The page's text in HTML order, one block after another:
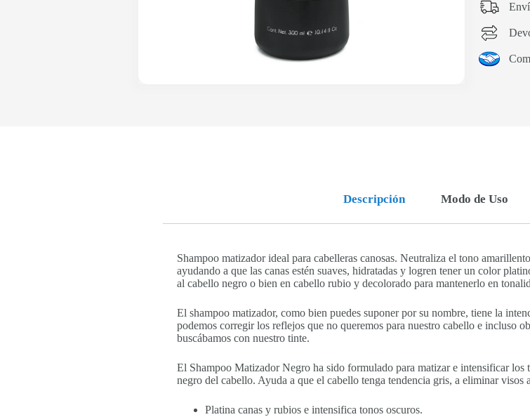
Descripción Modo de Uso
Shampoo matizador ideal para cabelleras canosas. Neutraliza el tono
ayudando a que las canas estén suaves, hidratadas y logren tener un color
al cabello negro o bien en cabello rubio y decolorado para mantenerlo en
El shampoo matizador, como bien puedes suponer por su nombre, tiene la
podemos corregir los reflejos que no queremos para nuestro cabello e incluso
buscábamos con nuestro tinte.
El Shampoo Matizador Negro ha sido formulado para matizar e intensificar
negro del cabello. Ayuda a que el cabello tenga tendencia gris, a eliminar visos
Platina canas y rubios e intensifica tonos oscuros.